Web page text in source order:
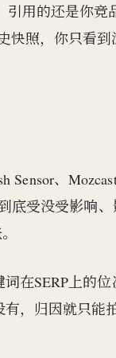
用的还是你
快照，你只看
Sensor、
底受没受影响
在SERP上的
，归因就只能